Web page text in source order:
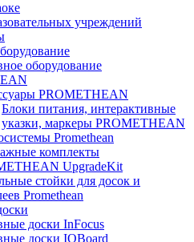
учреждений
оборудование
PROMETHEAN
Блоки питания, интерактивные
указки, маркеры PROMETHEAN
Promethean
комплекты
UpgradeKit
стойки для досок и
Promethean
доски InFocus
доски IQBoard